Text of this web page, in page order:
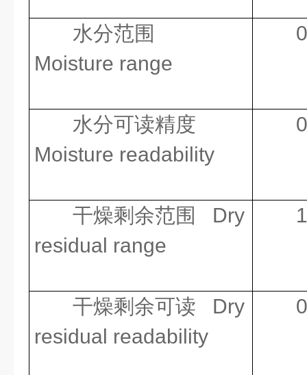
水分范围
Moisture range
水分可读精度
Moisture readability
干燥剩余范围
Dry
residual range
干燥剩余可读 Dry
residual readability